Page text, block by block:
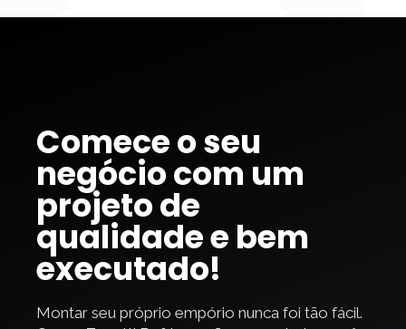
Comece o seu
negócio com um
projeto de
qualidade e bem
executado!
Montar seu próprio empório nunca foi tão fácil.